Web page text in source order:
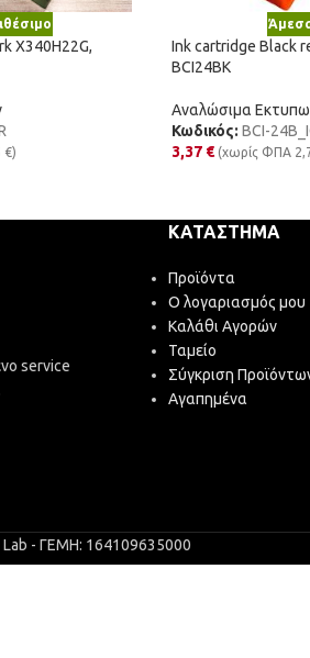
X340H22G,
€)
Ink cartridge Black
BCI24BK
Αναλώσιμα
Κωδικός: BCI-
3,37 € (χωρίς ΦΠΑ
service
ΚΑΤΆΣΤΗΜΑ
Προϊόντα
Ο λογαριασμός μου
Καλάθι Αγορών
Ταμείο
Σύγκριση
Αγαπημένα
- ΓΕΜΗ: 164109635000